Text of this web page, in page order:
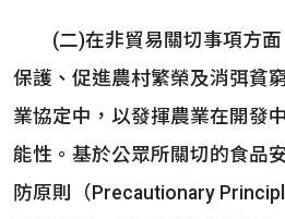
(二)在非貿易關切事項方面
保護、促進農村繁榮及消弭貧
業協定中，以發揮農業在開發
能性。基於公眾所關切的食品
防原則（Precautionary